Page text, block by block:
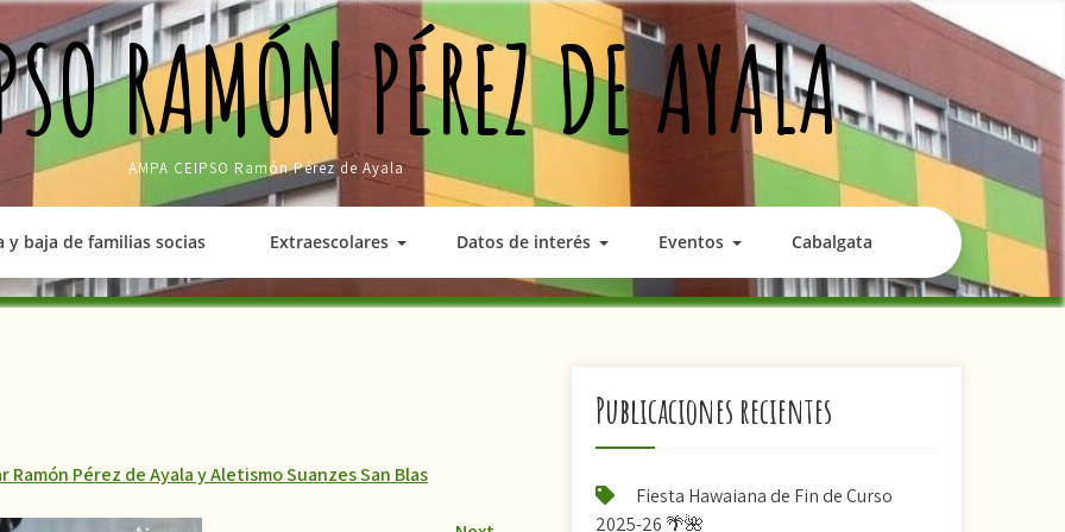
RAMÓN PÉREZ DE AYALA
AMPA CEIPSO Ramón Pérez de Ayala
y baja de familias socias Extraescolares Datos de interés Eventos Cabalgata
Ramón Pérez de Ayala y Aletismo Suanzes San Blas
Publicaciones recientes
Fiesta Hawaiana de Fin de Curso
2025-26 🌴🌺